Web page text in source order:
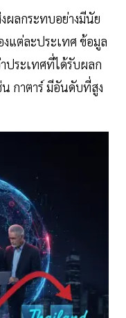
ผลกระทบอย่างมีนัย
งแต่ละประเทศ ข้อมูล
าประเทศที่ได้รับผลก
น กาตาร์ มีอันดับที่สูง